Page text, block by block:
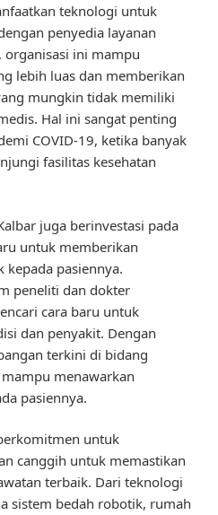
teknologi untuk
penyedia layanan
organisasi ini mampu
lebih luas dan memberikan
mungkin tidak memiliki
Hal ini sangat penting
COVID-19, ketika banyak
fasilitas kesehatan
juga berinvestasi pada
untuk memberikan
kepada pasiennya.
peneliti dan dokter
cara baru untuk
dan penyakit. Dengan
terkini di bidang
menawarkan
pasiennya.
untuk
canggih untuk memastikan
terbaik. Dari teknologi
sistem bedah robotik, rumah